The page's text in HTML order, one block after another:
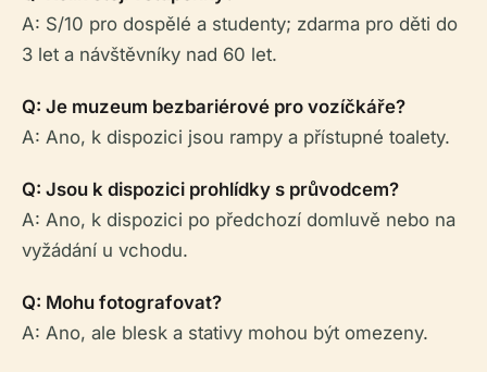
A: S/10 pro dospělé a studenty; zdarma pro děti do
3 let a návštěvníky nad 60 let.
Q: Je muzeum bezbariérové pro vozíčkáře?
A: Ano, k dispozici jsou rampy a přístupné toalety.
Q: Jsou k dispozici prohlídky s průvodcem?
A: Ano, k dispozici po předchozí domluvě nebo na
vyžádání u vchodu.
Q: Mohu fotografovat?
A: Ano, ale blesk a stativy mohou být omezeny.